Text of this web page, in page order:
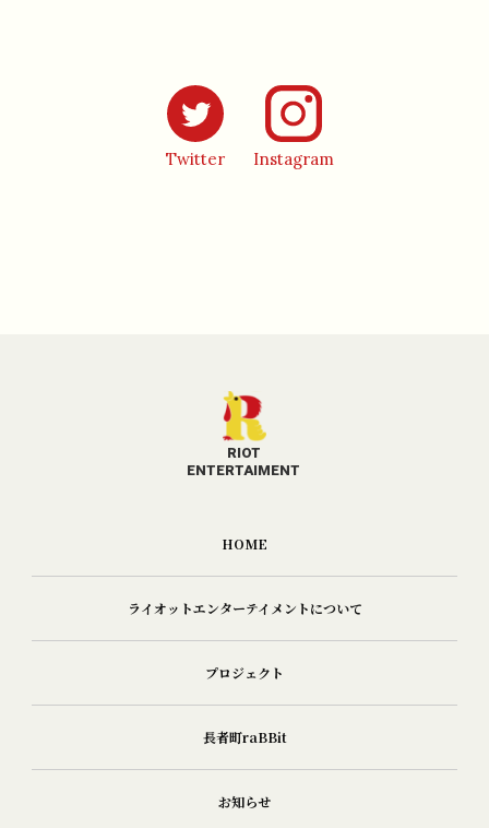
Twitter Instagram
RIOT
​​​​​​​ENTERTAIMENT
HOME
ライオットエンターテイメントについて
プロジェクト
長者町raBBit
お知らせ